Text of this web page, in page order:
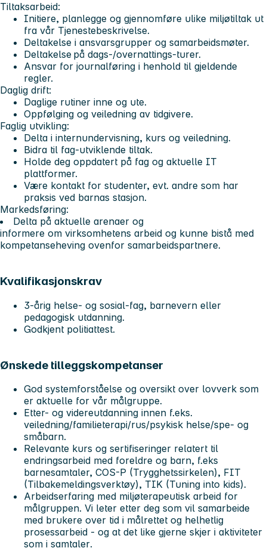
Tiltaksarbeid:
Initiere, planlegge og gjennomføre ulike miljøtiltak ut
fra vår Tjenestebeskrivelse.
Deltakelse i ansvarsgrupper og samarbeidsmøter.
Deltakelse på dags-/overnattings-turer.
Ansvar for journalføring i henhold til gjeldende
regler.
Daglig drift:
Daglige rutiner inne og ute.
Oppfølging og veiledning av tidgivere.
Faglig utvikling:
Delta i internundervisning, kurs og veiledning.
Bidra til fag-utviklende tiltak.
Holde deg oppdatert på fag og aktuelle IT
plattformer.
Være kontakt for studenter, evt. andre som har
praksis ved barnas stasjon.
Markedsføring:
Delta på aktuelle arenaer og
informere om virksomhetens arbeid og kunne bistå med
kompetanseheving ovenfor samarbeidspartnere.
Kvalifikasjonskrav
3-årig helse- og sosial-fag, barnevern eller
pedagogisk utdanning.
Godkjent politiattest.
Ønskede tilleggskompetanser
God systemforståelse og oversikt over lovverk som
er aktuelle for vår målgruppe.
Etter- og videreutdanning innen f.eks.
veiledning/familieterapi/rus/psykisk helse/spe- og
småbarn.
Relevante kurs og sertifiseringer relatert til
endringsarbeid med foreldre og barn, f.eks
barnesamtaler, COS-P (Trygghetssirkelen), FIT
(Tilbakemeldingsverktøy), TIK (Tuning into kids).
Arbeidserfaring med miljøterapeutisk arbeid for
målgruppen. Vi leter etter deg som vil samarbeide
med brukere over tid i målrettet og helhetlig
prosessarbeid - og at det like gjerne skjer i aktiviteter
som i samtaler.